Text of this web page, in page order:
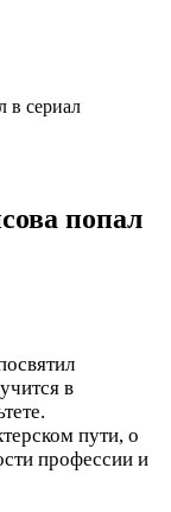
в сериал
попал
в
пути, о
профессии и